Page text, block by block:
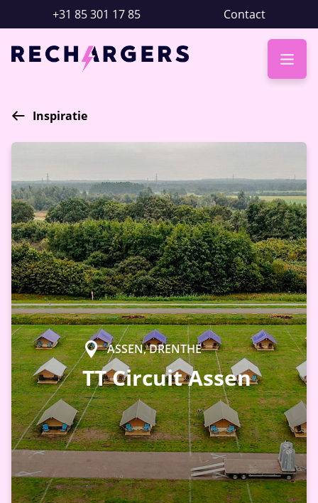
+31 85 301 17 85 Contact
Inspiratie
ASSEN, DRENTHE
TT Circuit Assen